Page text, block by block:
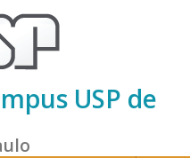
USP de